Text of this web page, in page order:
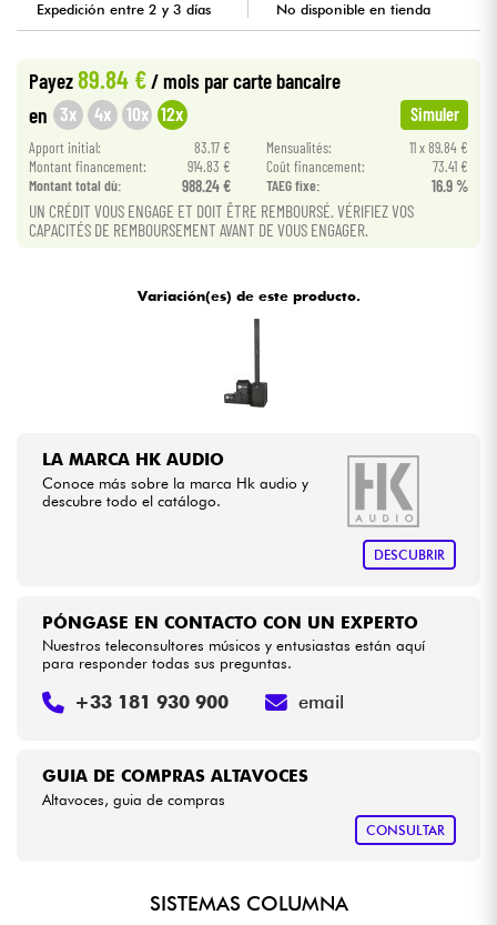
Cables & Acces.
HiFi
Bundle
Expedición entre 2 y 3 días
No disponible en tienda
Payez 89.84 €/ mois par carte bancaire
en 3x 4x 10x 12x Simuler
Apport initial: 83.17 € Mensualités:
11 x 89.84 €
Montant financement:
914.83 € Coût financement:
73.41 €
Montant total dù:
988.24 € TAEG fixe: 16.9 %
UN CRÉDIT VOUS ENGAGE ET DOIT ÊTRE REMBOURSÉ. VÉRIFIEZ VOS
CAPACITÉS DE REMBOURSEMENT AVANT DE VOUS ENGAGER.
Variación(es) de este producto.
LA MARCA HK AUDIO
Conoce más sobre la marca Hk audio y
descubre todo el catálogo.
DESCUBRIR
GUIA DE COMPRAS ALTAVOCES
Altavoces, guia de compras
CONSULTAR
PÓNGASE EN CONTACTO CON UN EXPERTO
Nuestros teleconsultores músicos y entusiastas están aquí
para responder todas sus preguntas.
+33 181 930 900 email
SISTEMAS COLUMNA